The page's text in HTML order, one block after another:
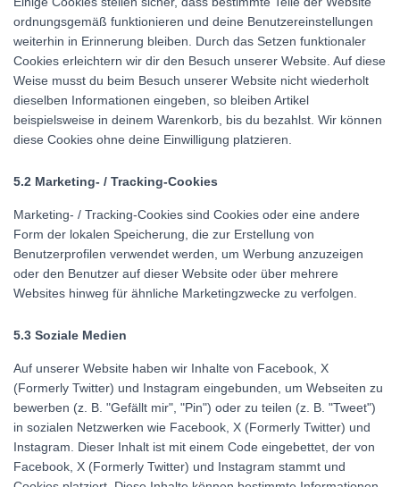
ordnungsgemäß funktionieren und deine Benutzereinstellungen
weiterhin in Erinnerung bleiben. Durch das Setzen funktionaler
Cookies erleichtern wir dir den Besuch unserer Website. Auf diese
Weise musst du beim Besuch unserer Website nicht wiederholt
dieselben Informationen eingeben, so bleiben Artikel
beispielsweise in deinem Warenkorb, bis du bezahlst. Wir können
diese Cookies ohne deine Einwilligung platzieren.
5.2 Marketing- / Tracking-Cookies
Marketing- / Tracking-Cookies sind Cookies oder eine andere
Form der lokalen Speicherung, die zur Erstellung von
Benutzerprofilen verwendet werden, um Werbung anzuzeigen
oder den Benutzer auf dieser Website oder über mehrere
Websites hinweg für ähnliche Marketingzwecke zu verfolgen.
5.3 Soziale Medien
Auf unserer Website haben wir Inhalte von Facebook, X
(Formerly Twitter) und Instagram eingebunden, um Webseiten zu
bewerben (z. B. "Gefällt mir", "Pin") oder zu teilen (z. B. "Tweet")
in sozialen Netzwerken wie Facebook, X (Formerly Twitter) und
Instagram. Dieser Inhalt ist mit einem Code eingebettet, der von
Facebook, X (Formerly Twitter) und Instagram stammt und